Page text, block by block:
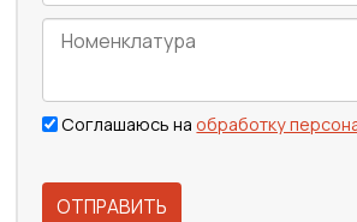
Соглашаюсь наобработку
ОТПРАВИТЬ